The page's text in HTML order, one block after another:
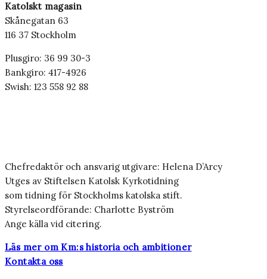
Katolskt magasin
Skånegatan 63
116 37 Stockholm
Plusgiro: 36 99 30-3
Bankgiro: 417-4926
Swish: 123 558 92 88
Chefredaktör och ansvarig utgivare: Helena D’Arcy
Utges av Stiftelsen Katolsk Kyrkotidning
som tidning för Stockholms katolska stift.
Styrelseordförande: Charlotte Byström
Ange källa vid citering.
Läs mer om Km:s historia och ambitioner
Kontakta oss